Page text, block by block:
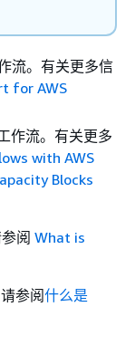
流。有关更多信
for AWS
作流。有关更多
with AWS
Blocks
阅 What is
参阅什么是